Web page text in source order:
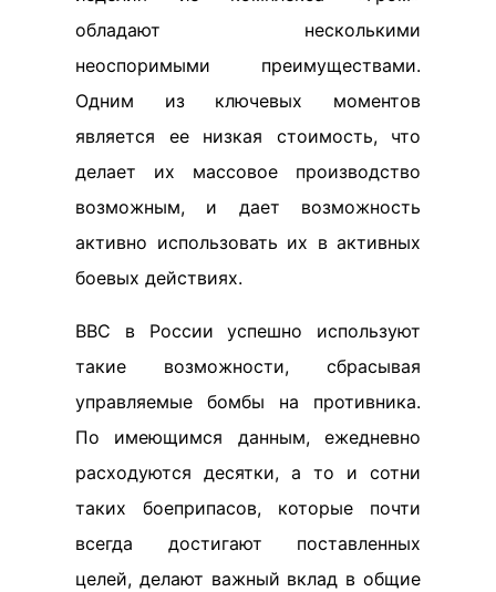
обладают несколькими
неоспоримыми преимуществами.
Одним из ключевых моментов
является ее низкая стоимость, что
делает их массовое производство
возможным, и дает возможность
активно использовать их в активных
боевых действиях.
ВВС в России успешно используют
такие возможности, сбрасывая
управляемые бомбы на противника.
По имеющимся данным, ежедневно
расходуются десятки, а то и сотни
таких боеприпасов, которые почти
всегда достигают поставленных
целей, делают важный вклад в общие